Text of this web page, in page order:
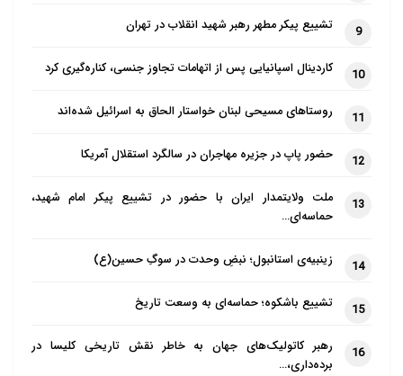
جنگ اطلاعاتی است که اسرائیل به موازات جنگ ویرانگر و
مصنوعی با استفاده از ابزارهای آسان برای تولید مطالبی که
چهل نوزاد را بریدند» و تصویر یک کودک سوخته را به
عنوان یکی از «قربانیان» به نمایش گذاشتند، اما این
تصویر چیزی جز یک تصویر ساختگی با استفاده از هوش
9 تشییع پیکر مطهر رهبر شهید انقلاب در تهران
10 کاردینال اسپانیایی پس از اتهامات تجاوز جنسی، کناره‌گیری کرد
11 روستاهای مسیحی لبنان خواستار الحاق به اسرائیل شده‌اند
12 حضور پاپ در جزیره مهاجران در سالگرد استقلال آمریکا
13
ملت ولایتمدار ایران با حضور در تشییع پیکر امام شهید،
حماسه‌ای…
14 زینبیه‌ی استانبول؛ نبضِ وحدت در سوگِ حسین(ع)
15 تشییع باشکوه؛ حماسه‌ای به وسعت تاریخ
16
رهبر کاتولیک‌های جهان به خاطر نقش تاریخی کلیسا در
برده‌داری،…